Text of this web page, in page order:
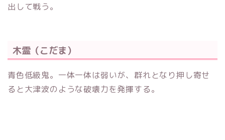
出して戦う。
木霊（こだま）
青色低級鬼。一体一体は弱いが、群れとなり押し寄せ
ると大津波のような破壊力を発揮する。